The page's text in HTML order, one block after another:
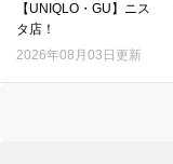
【UNIQLO・GU】ニス
タ店！
2026年08月03日更新